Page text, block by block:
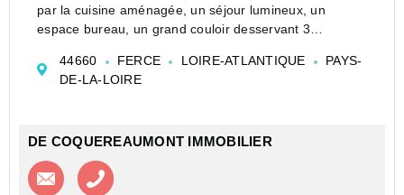
par la cuisine aménagée, un séjour lumineux, un
espace bureau, un grand couloir desservant 3
A l'étage, deux chambres avec une salle d'eau ave...
44660 FERCE LOIRE-ATLANTIQUE
PAYS-
DE-LA-LOIRE
DE COQUEREAUMONT IMMOBILIER
Contacter l'agence